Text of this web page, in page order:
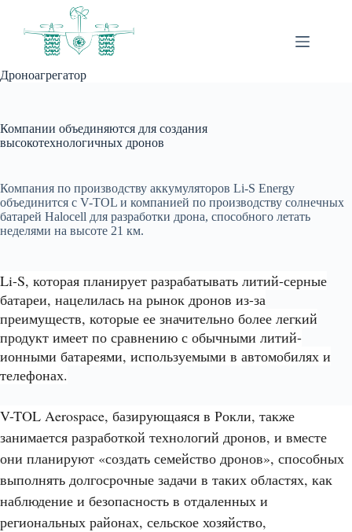
Дроноагрегатор
Компании объединяются для создания
высокотехнологичных дронов
Компания по производству аккумуляторов Li-S Energy
объединится с V-TOL и компанией по производству солнечных
батарей Halocell для разработки дрона, способного летать
неделями на высоте 21 км.
Li-S, которая планирует разрабатывать литий-серные
батареи, нацелилась на рынок дронов из-за
преимуществ, которые ее значительно более легкий
продукт имеет по сравнению с обычными литий-
ионными батареями, используемыми в автомобилях и
телефонах.
V-TOL Aerospace, базирующаяся в Рокли, также
занимается разработкой технологий дронов, и вместе
они планируют «создать семейство дронов», способных
выполнять долгосрочные задачи в таких областях, как
наблюдение и безопасность в отдаленных и
региональных районах, сельское хозяйство,